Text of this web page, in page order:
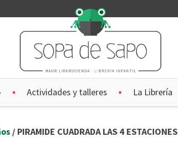
Actividades y talleres La Librería
/ PIRAMIDE CUADRADA LAS 4 ESTACIONES